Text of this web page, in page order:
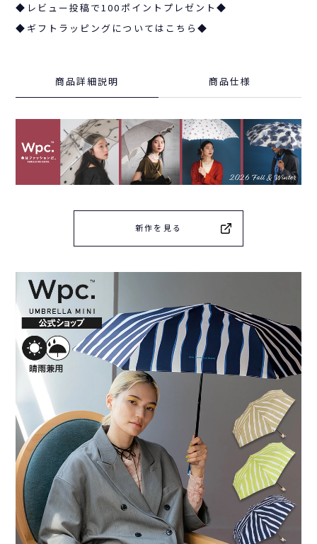
◆レビュー投稿で100ポイントプレゼント◆
◆ギフトラッピングについてはこちら◆
商品詳細説明 商品仕様
新作を見る